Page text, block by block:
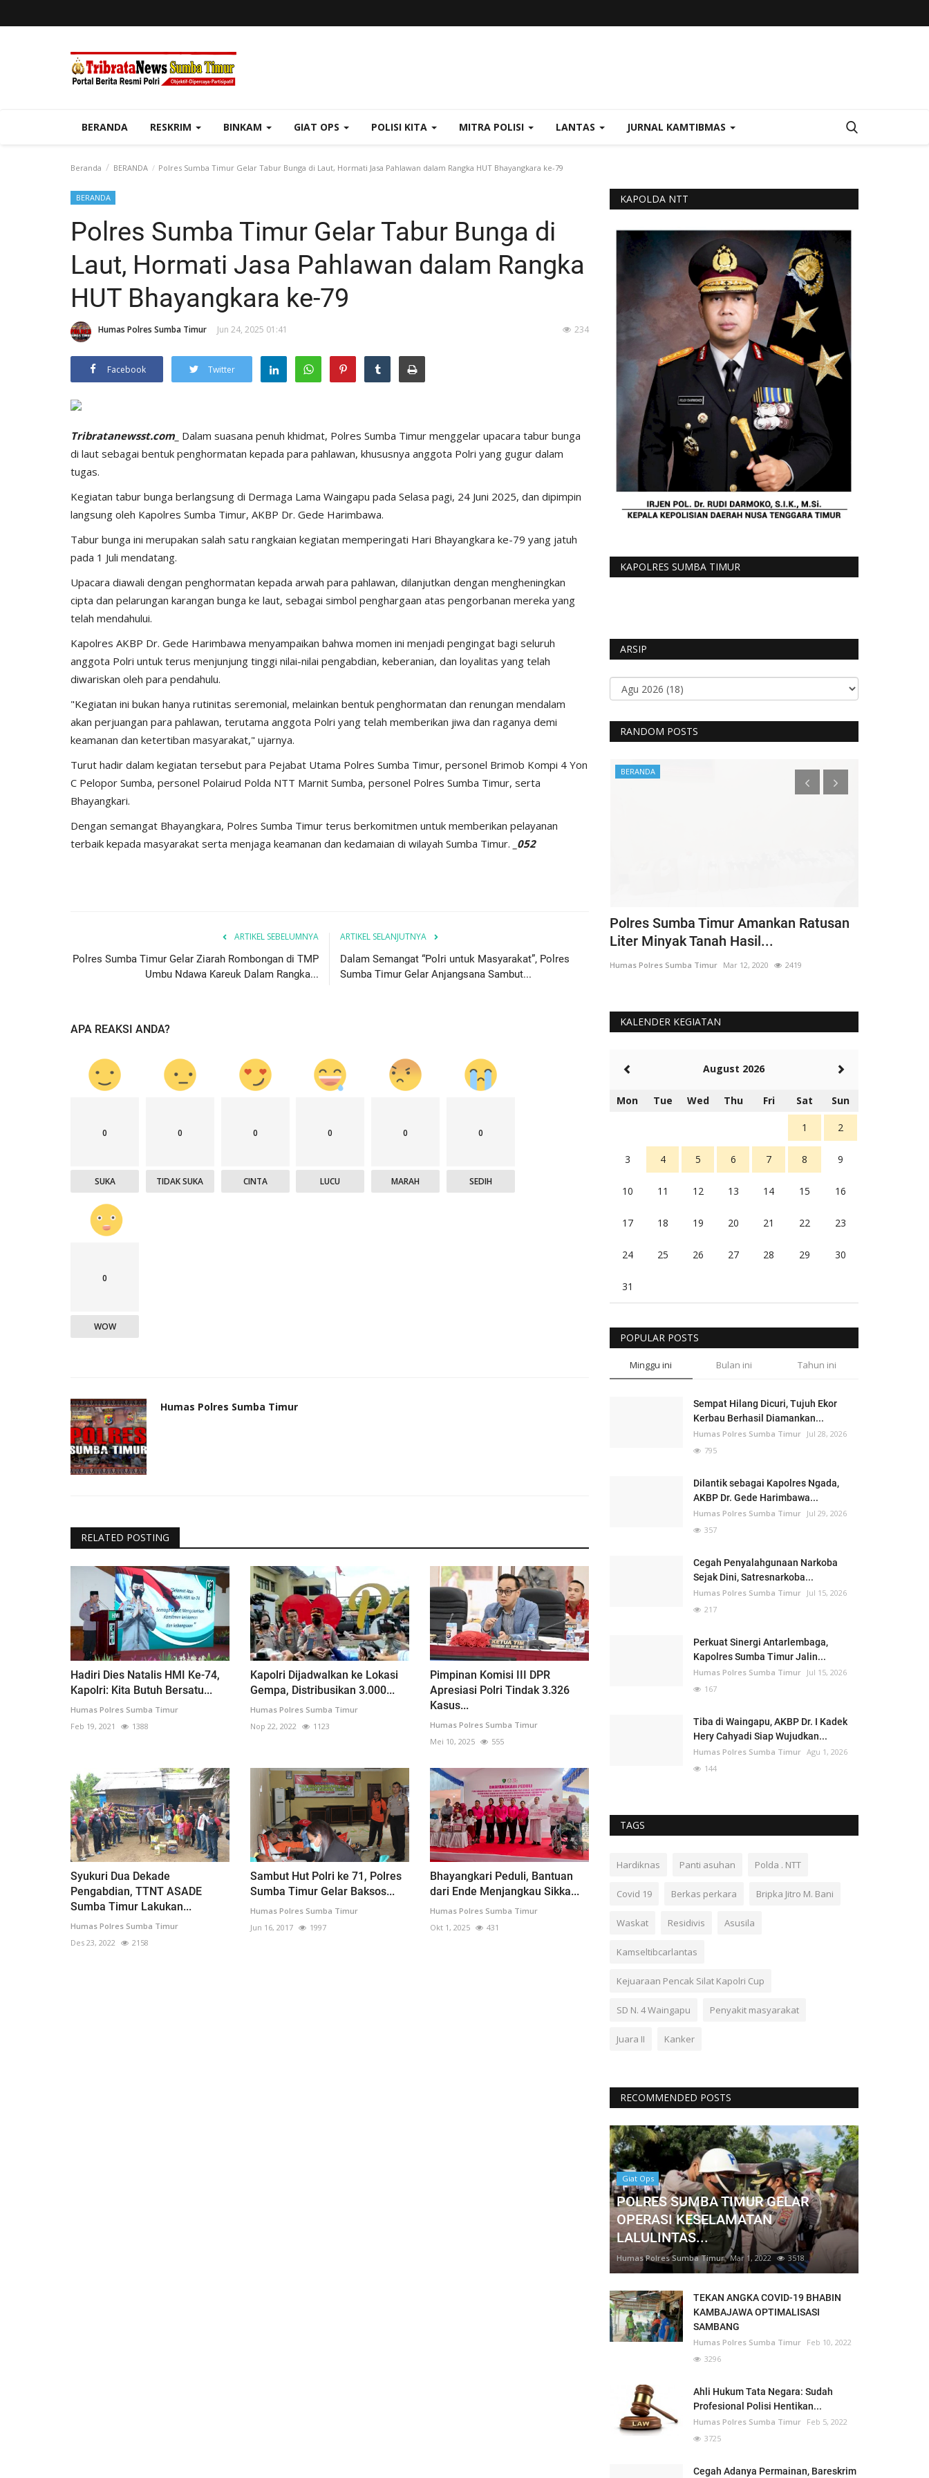
BERANDA RESKRIM BINKAM GIAT OPS POLISI KITA MITRA POLISI LANTAS JURNAL KAMTIBMAS
Beranda BERANDA Polres Sumba Timur Gelar Tabur Bunga di Laut, Hormati Jasa Pahlawan dalam Rangka HUT Bhayangkara ke-79
BERANDA
Polres Sumba Timur Gelar Tabur Bunga di
Laut, Hormati Jasa Pahlawan dalam Rangka
HUT Bhayangkara ke-79
Humas Polres Sumba Timur Jun 24, 2025 01:41 234
Facebook Twitter
Tribratanewsst.com_ Dalam suasana penuh khidmat, Polres Sumba Timur menggelar upacara tabur bunga
di laut sebagai bentuk penghormatan kepada para pahlawan, khususnya anggota Polri yang gugur dalam
tugas.
Kegiatan tabur bunga berlangsung di Dermaga Lama Waingapu pada Selasa pagi, 24 Juni 2025, dan dipimpin
langsung oleh Kapolres Sumba Timur, AKBP Dr. Gede Harimbawa.
Tabur bunga ini merupakan salah satu rangkaian kegiatan memperingati Hari Bhayangkara ke-79 yang jatuh
pada 1 Juli mendatang.
Upacara diawali dengan penghormatan kepada arwah para pahlawan, dilanjutkan dengan mengheningkan
cipta dan pelarungan karangan bunga ke laut, sebagai simbol penghargaan atas pengorbanan mereka yang
telah mendahului.
Kapolres AKBP Dr. Gede Harimbawa menyampaikan bahwa momen ini menjadi pengingat bagi seluruh
anggota Polri untuk terus menjunjung tinggi nilai-nilai pengabdian, keberanian, dan loyalitas yang telah
diwariskan oleh para pendahulu.
"Kegiatan ini bukan hanya rutinitas seremonial, melainkan bentuk penghormatan dan renungan mendalam
akan perjuangan para pahlawan, terutama anggota Polri yang telah memberikan jiwa dan raganya demi
keamanan dan ketertiban masyarakat," ujarnya.
Turut hadir dalam kegiatan tersebut para Pejabat Utama Polres Sumba Timur, personel Brimob Kompi 4 Yon
C Pelopor Sumba, personel Polairud Polda NTT Marnit Sumba, personel Polres Sumba Timur, serta
Bhayangkari.
Dengan semangat Bhayangkara, Polres Sumba Timur terus berkomitmen untuk memberikan pelayanan
terbaik kepada masyarakat serta menjaga keamanan dan kedamaian di wilayah Sumba Timur. _052
ARTIKEL SEBELUMNYA
Polres Sumba Timur Gelar Ziarah Rombongan di TMP
Umbu Ndawa Kareuk Dalam Rangka...
ARTIKEL SELANJUTNYA
Dalam Semangat “Polri untuk Masyarakat”, Polres
Sumba Timur Gelar Anjangsana Sambut...
APA REAKSI ANDA?
0
SUKA
0
TIDAK SUKA
0
CINTA
0
LUCU
0
MARAH
0
SEDIH
0
WOW
Humas Polres Sumba Timur
RELATED POSTING
Hadiri Dies Natalis HMI Ke-74,
Kapolri: Kita Butuh Bersatu...
Humas Polres Sumba Timur
Feb 19, 2021
1388
Kapolri Dijadwalkan ke Lokasi
Gempa, Distribusikan 3.000...
Humas Polres Sumba Timur
Nop 22, 2022
1123
Pimpinan Komisi III DPR
Apresiasi Polri Tindak 3.326
Kasus...
Humas Polres Sumba Timur
Mei 10, 2025
555
Syukuri Dua Dekade
Pengabdian, TTNT ASADE
Sumba Timur Lakukan...
Humas Polres Sumba Timur
Des 23, 2022
2158
Sambut Hut Polri ke 71, Polres
Sumba Timur Gelar Baksos...
Humas Polres Sumba Timur
Jun 16, 2017
1997
Bhayangkari Peduli, Bantuan
dari Ende Menjangkau Sikka...
Humas Polres Sumba Timur
Okt 1, 2025
431
KAPOLDA NTT
KAPOLRES SUMBA TIMUR
ARSIP
RANDOM POSTS
BERANDA
Ketahanan Pangan Melalui...
Humas Polres Sumba Timur Jan 16, 2025 793
Polisi Kita
Sumba Timur Beri Arahan...
Humas Polres Sumba Timur Agu 23, 2016 2028
BERANDA
Polres Sumba Timur Amankan Ratusan
Liter Minyak Tanah Hasil...
Humas Polres Sumba Timur Mar 12, 2020 2419
KALENDER KEGIATAN
August 2026
Mon Tue Wed Thu Fri Sat Sun
1 2
3 4 5 6 7 8 9
10 11 12 13 14 15 16
17 18 19 20 21 22 23
24 25 26 27 28 29 30
31
POPULAR POSTS
Minggu ini Bulan ini Tahun ini
Sempat Hilang Dicuri, Tujuh Ekor
Kerbau Berhasil Diamankan...
Humas Polres Sumba Timur Jul 28, 2026
795
Dilantik sebagai Kapolres Ngada,
AKBP Dr. Gede Harimbawa...
Humas Polres Sumba Timur Jul 29, 2026
357
Cegah Penyalahgunaan Narkoba
Sejak Dini, Satresnarkoba...
Humas Polres Sumba Timur Jul 15, 2026
217
Perkuat Sinergi Antarlembaga,
Kapolres Sumba Timur Jalin...
Humas Polres Sumba Timur Jul 15, 2026
167
Tiba di Waingapu, AKBP Dr. I Kadek
Hery Cahyadi Siap Wujudkan...
Humas Polres Sumba Timur Agu 1, 2026
144
TAGS
Hardiknas Panti asuhan Polda . NTT
Covid 19 Berkas perkara Bripka Jitro M. Bani
Waskat Residivis Asusila
Kamseltibcarlantas
Kejuaraan Pencak Silat Kapolri Cup
SD N. 4 Waingapu Penyakit masyarakat
Juara II Kanker
RECOMMENDED POSTS
Giat Ops
POLRES SUMBA TIMUR GELAR
OPERASI KESELAMATAN
LALULINTAS...
Humas Polres Sumba Timur Mar 1, 2022 3518
TEKAN ANGKA COVID-19 BHABIN
KAMBAJAWA OPTIMALISASI
SAMBANG
Humas Polres Sumba Timur Feb 10, 2022
3296
Ahli Hukum Tata Negara: Sudah
Profesional Polisi Hentikan...
Humas Polres Sumba Timur Feb 5, 2022
3725
Cegah Adanya Permainan, Bareskrim